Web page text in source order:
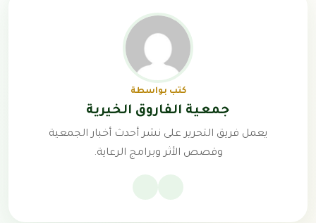
كتب بواسطة
جمعية الفاروق الخيرية
يعمل فريق التحرير على نشر أحدث أخبار الجمعية
وقصص الأثر وبرامج الرعاية.